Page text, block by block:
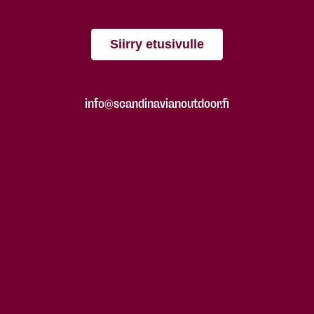
Siirry etusivulle
info@scandinavianoutdoor.fi